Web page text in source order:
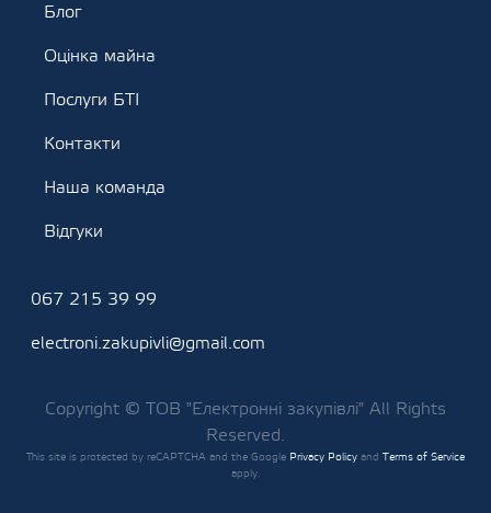
Блог
Оцінка майна
Послуги БТІ
Контакти
Наша команда
Відгуки
067 215 39 99
electroni.zakupivli@gmail.com
Copyright © ТОВ "Електронні закупівлі" All Rights
Reserved.
This site is protected by reCAPTCHA and the Google Privacy Policy and Terms of Service
apply.